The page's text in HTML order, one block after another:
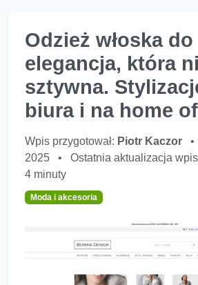
Odzież włoska
elegancja, która
sztywna.
biura i na home
Wpis przygotował: Piotr Kaczor •
2025
• Ostatnia aktualizacja
4 minuty
Moda i akcesoria